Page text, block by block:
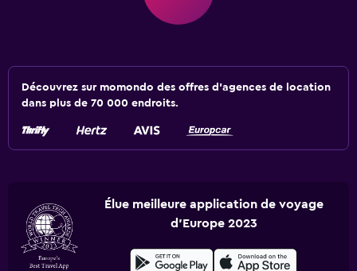
Découvrez sur momondo des offres d'agences de location
dans plus de 70 000 endroits.
Élue meilleure application de voyage
d'Europe 2023